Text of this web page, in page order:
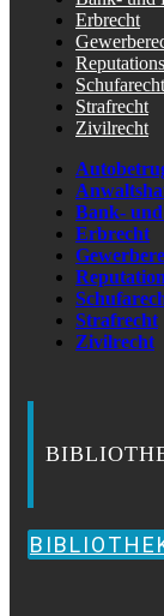
Erbrecht
Schufarecht
Strafrecht
Zivilrecht
Bank-
Erbrecht
Strafrecht
Zivilrecht